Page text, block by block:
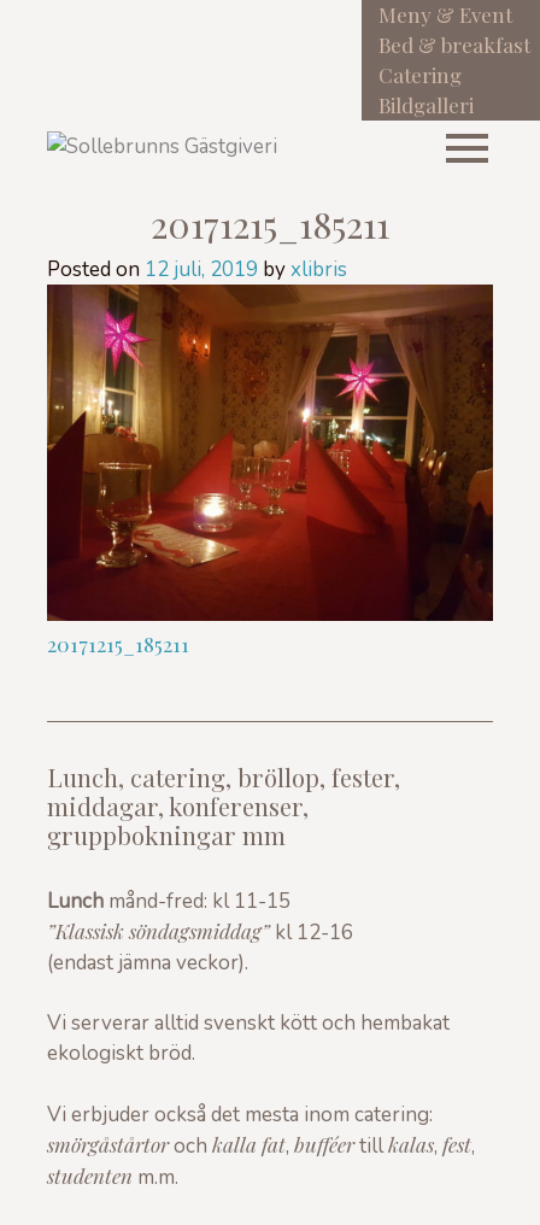
Meny & Event
Bed & breakfast
Catering
Bildgalleri
Meny
20171215_185211
Posted on 12 juli, 2019 byxlibris
Inläggsnavigering
20171215_185211
Lunch, catering, bröllop, fester,
middagar, konferenser,
gruppbokningar mm
Lunchmånd-fred: kl 11-15
”Klassisk söndagsmiddag”kl 12-16
(endast jämna veckor).
Vi serverar alltid svenskt kött och hembakat
ekologiskt bröd.
Vi erbjuder också det mesta inom catering:
smörgåstårtoroch kalla fat, bufféertillkalas, fest,
studenten m.m.